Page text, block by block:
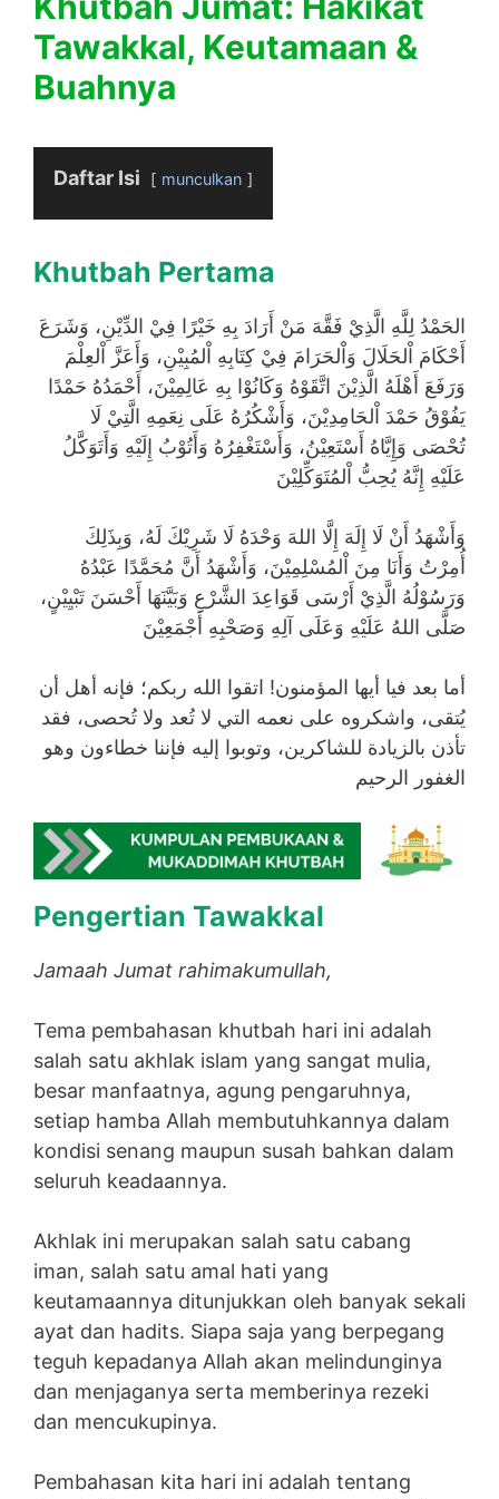
Tawakkal, Keutamaan &
Buahnya
Daftar Isi munculkan
Khutbah Pertama
الحَمْدُ لِلَّهِ الَّذِيْ فَقَّهَ مَنْ أَرَادَ بِهِ خَيْرًا فِيْ الدِّيْنِ، وَشَرَعَ
أَحْكَامَ اْلحَلَالَ وَاْلحَرَامَ فِيْ كِتَابِهِ اْلمُبِيْنِ، وَأَعَزَّ اْلعِلْمَ
وَرَفَعَ أَهْلَهُ الَّذِيْنَ اتَّقَوْهُ وَكَانُوْا بِهِ عَالِمِيْنَ، أَحْمَدُهُ حَمْدًا
يَفُوْقُ حَمْدَ اْلحَامِدِيْنَ، وَأَشْكُرُهُ عَلَى نِعَمِهِ الَّتِيْ لَا
تُحْصَى وَإِيَّاهُ أَسْتَعِيْنُ، وَأَسْتَغْفِرُهُ وَأَتُوْبُ إِلَيْهِ وَأَتَوَكَّلُ
عَلَيْهِ إِنَّهُ يُحِبُّ اْلمُتَوَكِّلِيْنَ
وَأَشْهَدُ أَنْ لَا إِلَهَ إِلَّا اللهَ وَحْدَهُ لَا شَرِيْكَ لَهُ، وَبِذَلِكَ
أُمِرْتُ وَأَنَا مِنَ اْلمُسْلِمِيْنَ، وَأَشْهَدُ أَنَّ مُحَمَّدًا عَبْدُهُ
وَرَسُوْلُهُ الَّذِيْ أَرْسَى قَوَاعِدَ الشَّرْعِ وَبَيَّنَهَا أَحْسَنَ تَبْيِيْنٍ،
صَلَّى اللهُ عَلَيْهِ وَعَلَى آلِهِ وَصَحْبِهِ أَجْمَعِيْنَ
أما بعد فيا أيها المؤمنون! اتقوا الله ربكم؛ فإنه أهل أن
يُتقى، واشكروه على نعمه التي لا تُعد ولا تُحصى، فقد
تأذن بالزيادة للشاكرين، وتوبوا إليه فإننا خطاءون وهو
الغفور الرحيم
Pengertian Tawakkal
Jamaah Jumat rahimakumullah,
Tema pembahasan khutbah hari ini adalah
salah satu akhlak islam yang sangat mulia,
besar manfaatnya, agung pengaruhnya,
setiap hamba Allah membutuhkannya dalam
kondisi senang maupun susah bahkan dalam
seluruh keadaannya.
Akhlak ini merupakan salah satu cabang
iman, salah satu amal hati yang
keutamaannya ditunjukkan oleh banyak sekali
ayat dan hadits. Siapa saja yang berpegang
teguh kepadanya Allah akan melindunginya
dan menjaganya serta memberinya rezeki
dan mencukupinya.
Pembahasan kita hari ini adalah tentang